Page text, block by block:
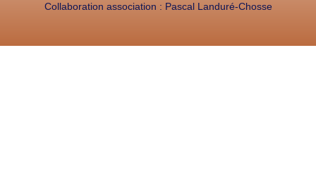
Collaboration association : Pascal Landuré-Chosse